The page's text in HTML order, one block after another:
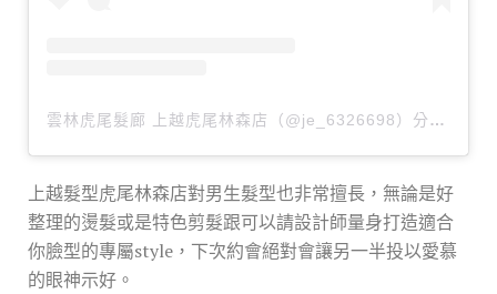
雲林虎尾髮廊 上越虎尾林森店（@je_6326698）分享的貼文
上越髮型虎尾林森店對男生髮型也非常擅長，無論是好
整理的燙髮或是特色剪髮跟可以請設計師量身打造適合
你臉型的專屬style，下次約會絕對會讓另一半投以愛慕
的眼神示好。